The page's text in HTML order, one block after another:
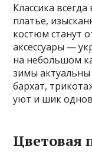
Классика
платье,
костюм станут
аксессуары —
на небольшом
зимы
бархат,
уют и шик
Цветовая